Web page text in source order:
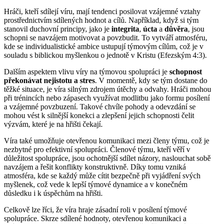
Hráči, kteří sdílejí víru, mají tendenci posilovat vzájemné vztahy
prostřednictvím sdílených hodnot a cílů. Například, když si tým
stanovil duchovní principy, jako je integrita, úcta a důvěra, jsou
schopni se navzájem motivovat a povzbudit. To vytváří atmosféru,
kde se individualistické ambice ustupují týmovým cílům, což je v
souladu s biblickou myšlenkou o jednotě v Kristu (Efezským 4:3).
Dalším aspektem vlivu víry na týmovou spolupráci je schopnost
překonávat nejistotu a stres. V momentě, kdy se tým dostane do
těžké situace, je víra silným zdrojem útěchy a odvahy. Hráči mohou
při trénincích nebo zápasech využívat modlitbu jako formu posílení
a vzájemné povzbuzení. Takové chvíle pohody a odevzdání se
mohou vést k silnější konekci a zlepšení jejich schopnosti čelit
výzvám, které je na hřišti čekají.
Víra také umožňuje otevřenou komunikaci mezi členy týmu, což je
nezbytné pro efektivní spolupráci. Členové týmu, kteří věří v
důležitost spolupráce, jsou ochotnější sdílet názory, naslouchat sobě
navzájem a řešit konflikty konstruktivně. Díky tomu vzniká
atmosféra, kde se každý může cítit bezpečně při vyjádření svých
myšlenek, což vede k lepší týmové dynamice a v konečném
důsledku i k úspěchům na hřišti.
Celkově lze říci, že víra hraje zásadní roli v posílení týmové
spolupráce. Skrze sdílené hodnoty, otevřenou komunikaci a